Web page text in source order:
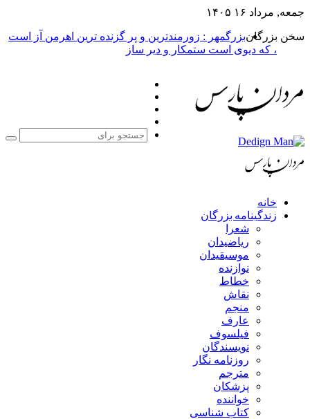
جمعه, مرداد ۱۶ ۱۴۰۵
سخن بزرگانبزرگمهر : زورمندترین و پر گزنده ترین اهرمن آز است
، که دیوی است ستمکار و دیر ساز
خانه
زندگینامه بزرگان
شعرا
ریاضیدان
موسیقیدان
نوازنده
خطاط
نقاش
منجم
عارف
فیلسوف
نویسندگان
روزنامه نگار
مترجم
پزشکان
خواننده
کتاب شناسی